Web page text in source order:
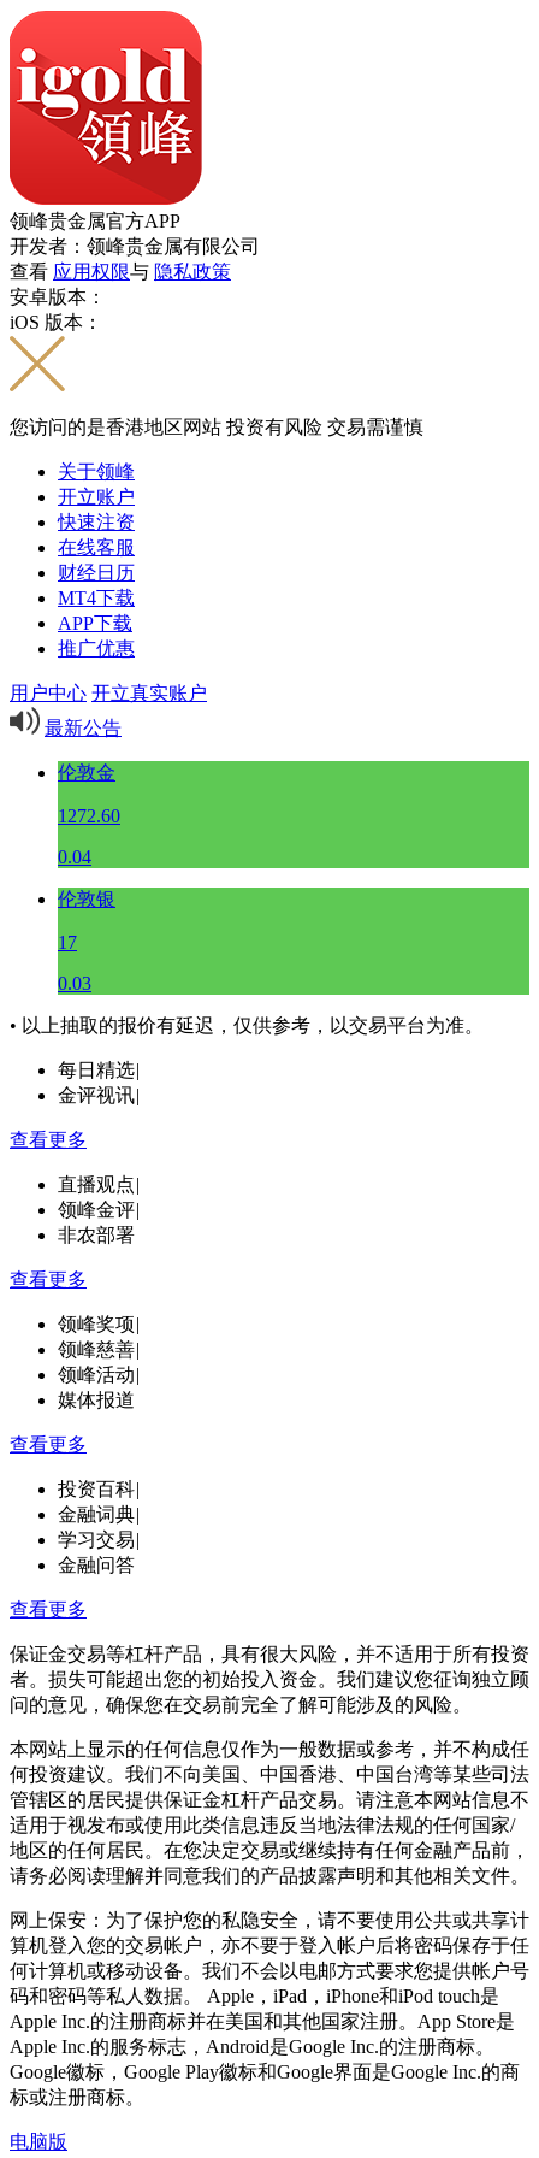
领峰贵金属官方APP
开发者：领峰贵金属有限公司
查看 应用权限与 隐私政策
安卓版本：
iOS 版本：
您访问的是香港地区网站 投资有风险 交易需谨慎
关于领峰
开立账户
快速注资
在线客服
财经日历
MT4下载
APP下载
推广优惠
用户中心 开立真实账户
最新公告
伦敦金
1272.60
0.04
伦敦银
17
0.03
• 以上抽取的报价有延迟，仅供参考，以交易平台为准。
每日精选|
金评视讯|
查看更多
直播观点|
领峰金评|
非农部署
查看更多
领峰奖项|
领峰慈善|
领峰活动|
媒体报道
查看更多
投资百科|
金融词典|
学习交易|
金融问答
查看更多
保证金交易等杠杆产品，具有很大风险，并不适用于所有投资
者。损失可能超出您的初始投入资金。我们建议您征询独立顾
问的意见，确保您在交易前完全了解可能涉及的风险。
本网站上显示的任何信息仅作为一般数据或参考，并不构成任
何投资建议。我们不向美国、中国香港、中国台湾等某些司法
管辖区的居民提供保证金杠杆产品交易。请注意本网站信息不
适用于视发布或使用此类信息违反当地法律法规的任何国家/
地区的任何居民。在您决定交易或继续持有任何金融产品前，
请务必阅读理解并同意我们的产品披露声明和其他相关文件。
网上保安：为了保护您的私隐安全，请不要使用公共或共享计
算机登入您的交易帐户，亦不要于登入帐户后将密码保存于任
何计算机或移动设备。我们不会以电邮方式要求您提供帐户号
码和密码等私人数据。 Apple，iPad，iPhone和iPod touch是
Apple Inc.的注册商标并在美国和其他国家注册。App Store是
Apple Inc.的服务标志，Android是Google Inc.的注册商标。
Google徽标，Google Play徽标和Google界面是Google Inc.的商
标或注册商标。
电脑版